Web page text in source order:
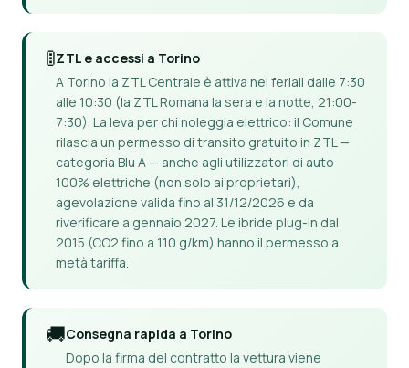
🚦ZTL e accessi a Torino
A Torino la ZTL Centrale è attiva nei feriali dalle 7:30
alle 10:30 (la ZTL Romana la sera e la notte, 21:00-
7:30). La leva per chi noleggia elettrico: il Comune
rilascia un permesso di transito gratuito in ZTL —
categoria Blu A — anche agli utilizzatori di auto
100% elettriche (non solo ai proprietari),
agevolazione valida fino al 31/12/2026 e da
riverificare a gennaio 2027. Le ibride plug-in dal
2015 (CO2 fino a 110 g/km) hanno il permesso a
metà tariffa.
🚚Consegna rapida a Torino
Dopo la firma del contratto la vettura viene